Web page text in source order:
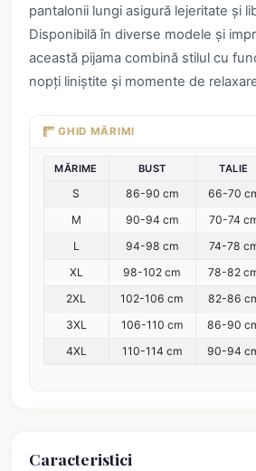
pantalonii lungi asigură lejeritate și
Disponibilă în diverse modele și
această pijama combină stilul cu
nopți liniștite și momente de
GHID MĂRIMI
MĂRIME BUST TALIE
S 86-90 cm 66-70
M
90-94 cm 70-74
L
94-98 cm 74-78
XL
98-102 cm 78-82
2XL
102-106 cm 82-86
3XL
106-110 cm 86-90
4XL
110-114 cm 90-94
Caracteristici